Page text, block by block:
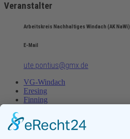
Veranstalter
Arbeitskreis Nachhaltiges Windach (AK NaWi)
E-Mail
ute.pontius@gmx.de
VG-Windach
Eresing
Finning
VG-Windach
Eresing